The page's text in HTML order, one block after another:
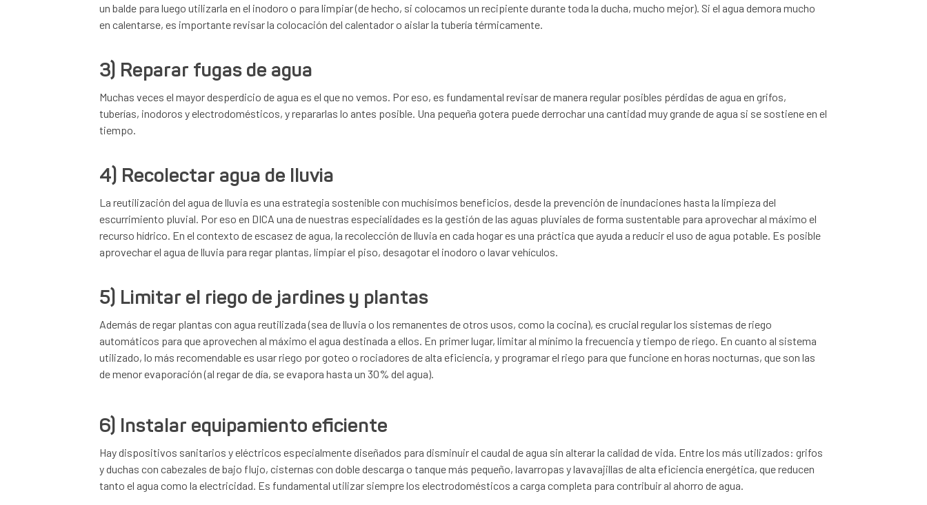
un balde para luego utilizarla en el inodoro o para limpiar (de hecho, si colocamos un recipiente durante toda la ducha, mucho mejor). Si el agua demora mucho
en calentarse, es importante revisar la colocación del calentador o aislar la tubería térmicamente.
3) Reparar fugas de agua
Muchas veces el mayor desperdicio de agua es el que no vemos. Por eso, es fundamental revisar de manera regular posibles pérdidas de agua en grifos,
tuberías, inodoros y electrodomésticos, y repararlas lo antes posible. Una pequeña gotera puede derrochar una cantidad muy grande de agua si se sostiene en el
tiempo.
4) Recolectar agua de lluvia
La reutilización del agua de lluvia es una estrategia sostenible con muchísimos beneficios, desde la prevención de inundaciones hasta la limpieza del
escurrimiento pluvial. Por eso en DICA una de nuestras especialidades es la gestión de las aguas pluviales de forma sustentable para aprovechar al máximo el
recurso hídrico. En el contexto de escasez de agua, la recolección de lluvia en cada hogar es una práctica que ayuda a reducir el uso de agua potable. Es posible
aprovechar el agua de lluvia para regar plantas, limpiar el piso, desagotar el inodoro o lavar vehículos.
5) Limitar el riego de jardines y plantas
Además de regar plantas con agua reutilizada (sea de lluvia o los remanentes de otros usos, como la cocina), es crucial regular los sistemas de riego
automáticos para que aprovechen al máximo el agua destinada a ellos. En primer lugar, limitar al mínimo la frecuencia y tiempo de riego. En cuanto al sistema
utilizado, lo más recomendable es usar riego por goteo o rociadores de alta eficiencia, y programar el riego para que funcione en horas nocturnas, que son las
de menor evaporación (al regar de día, se evapora hasta un 30% del agua).
6) Instalar equipamiento eficiente
Hay dispositivos sanitarios y eléctricos especialmente diseñados para disminuir el caudal de agua sin alterar la calidad de vida. Entre los más utilizados: grifos
y duchas con cabezales de bajo flujo, cisternas con doble descarga o tanque más pequeño, lavarropas y lavavajillas de alta eficiencia energética, que reducen
tanto el agua como la electricidad. Es fundamental utilizar siempre los electrodomésticos a carga completa para contribuir al ahorro de agua.